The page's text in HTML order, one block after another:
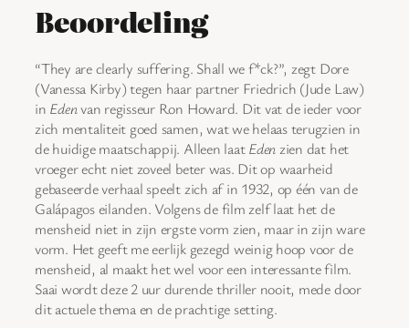
Beoordeling
“They are clearly suffering. Shall we f*ck?”, zegt Dore
(Vanessa Kirby) tegen haar partner Friedrich (Jude Law)
in Edenvan regisseur Ron Howard. Dit vat de ieder voor
zich mentaliteit goed samen, wat we helaas terugzien in
de huidige maatschappij. Alleen laatEdenzien dat het
vroeger echt niet zoveel beter was. Dit op waarheid
gebaseerde verhaal speelt zich af in 1932, op één van de
Galápagos eilanden. Volgens de film zelf laat het de
mensheid niet in zijn ergste vorm zien, maar in zijn ware
vorm. Het geeft me eerlijk gezegd weinig hoop voor de
mensheid, al maakt het wel voor een interessante film.
Saai wordt deze 2 uur durende thriller nooit, mede door
dit actuele thema en de prachtige setting.